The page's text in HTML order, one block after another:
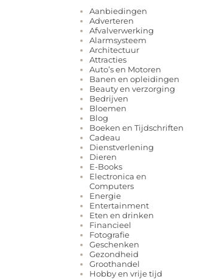
Aanbiedingen
Adverteren
Afvalverwerking
Alarmsysteem
Architectuur
Attracties
Auto’s en Motoren
Banen en opleidingen
Beauty en verzorging
Bedrijven
Bloemen
Blog
Boeken en Tijdschriften
Cadeau
Dienstverlening
Dieren
E-Books
Electronica en
Computers
Energie
Entertainment
Eten en drinken
Financieel
Fotografie
Geschenken
Gezondheid
Groothandel
Hobby en vrije tijd